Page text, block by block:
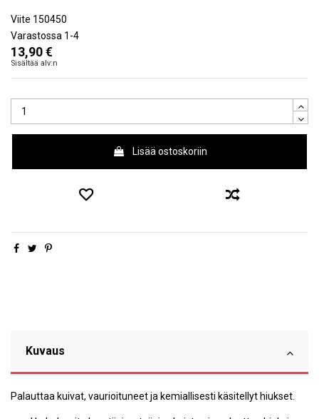
Viite 150450
Varastossa 1-4
13,90 €
Sisältää alv:n
Lisää ostoskoriin
Kuvaus
Palauttaa kuivat, vaurioituneet ja kemiallisesti käsitellyt hiukset.